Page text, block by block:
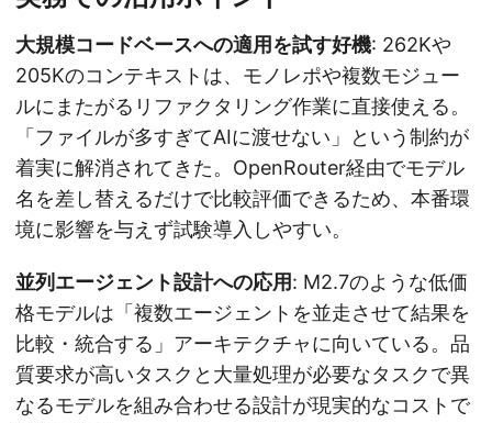
大規模コードベースへの適用を試す好機: 262Kや
205Kのコンテキストは、モノレポや複数モジュー
ルにまたがるリファクタリング作業に直接使える。
「ファイルが多すぎてAIに渡せない」という制約が
着実に解消されてきた。OpenRouter経由でモデル
名を差し替えるだけで比較評価できるため、本番環
境に影響を与えず試験導入しやすい。
並列エージェント設計への応用: M2.7のような低価
格モデルは「複数エージェントを並走させて結果を
比較・統合する」アーキテクチャに向いている。品
質要求が高いタスクと大量処理が必要なタスクで異
なるモデルを組み合わせる設計が現実的なコストで